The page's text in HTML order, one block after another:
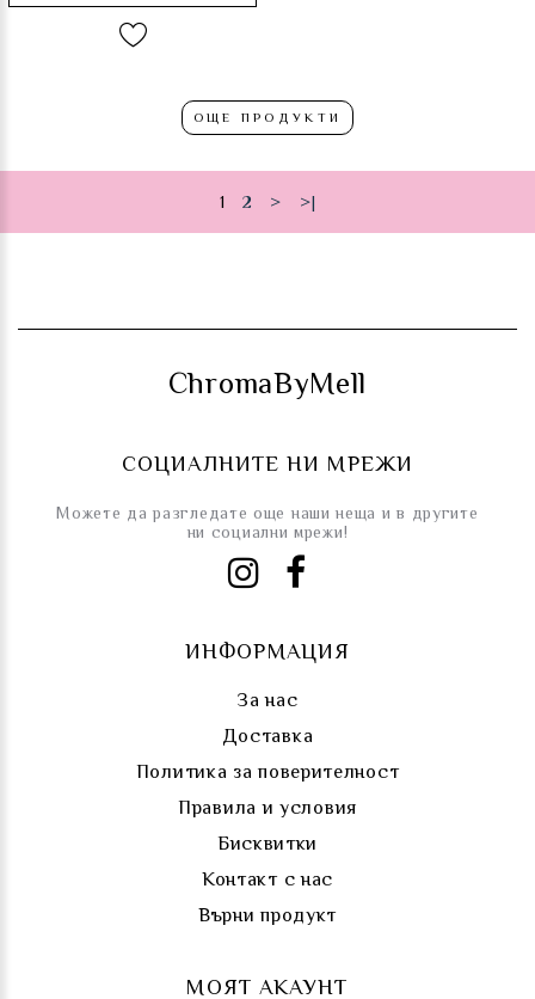
ОЩЕ ПРОДУКТИ
1 2 > >|
ИНФОРМАЦИЯ
За нас
Доставка
Политика за поверителност
Правила и условия
Бисквитки
Контакт с нас
Върни продукт
МОЯТ АКАУНТ
ChromaByMell
СОЦИАЛНИТЕ НИ МРЕЖИ
Можете да разгледате още наши неща и в другите
ни социални мрежи!